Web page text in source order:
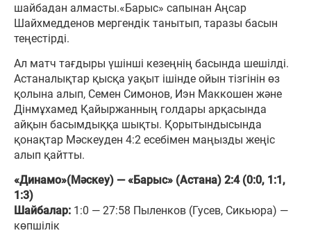
шайбадан алмасты.«Барыс» сапынан Аңсар
Шайхмедденов мергендік танытып, таразы басын
теңестірді.
Ал матч тағдыры үшінші кезеңнің басында шешілді.
Астаналықтар қысқа уақыт ішінде ойын тізгінін өз
қолына алып, Семен Симонов, Иэн Маккошен және
Дінмұхамед Қайыржанның голдары арқасында
айқын басымдыққа шықты. Қорытындысында
қонақтар Мәскеуден 4:2 есебімен маңызды жеңіс
алып қайтты.
«Динамо»(Мәскеу) — «Барыс» (Астана) 2:4 (0:0, 1:1,
1:3)
Шайбалар: 1:0 — 27:58 Пыленков (Гусев, Сикьюра) —
көпшілік